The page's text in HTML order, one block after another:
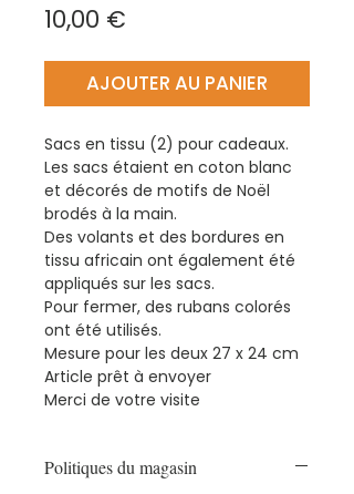
10,00 €
AJOUTER AU PANIER
Sacs en tissu (2) pour cadeaux.
Les sacs étaient en coton blanc
et décorés de motifs de Noël
brodés à la main.
Des volants et des bordures en
tissu africain ont également été
appliqués sur les sacs.
Pour fermer, des rubans colorés
ont été utilisés.
Mesure pour les deux 27 x 24 cm
Article prêt à envoyer
Merci de votre visite
Politiques du magasin